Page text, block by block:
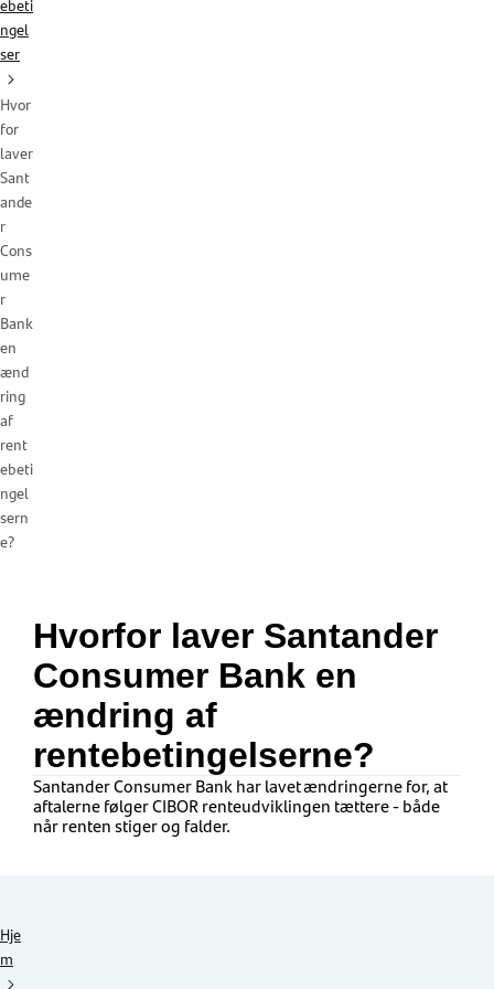
ebeti
ngel
ser
Hvor
for
laver
Sant
ande
r
Cons
ume
r
Bank
en
ænd
ring
af
rent
ebeti
ngel
sern
e?
Hvorfor laver Santander
Consumer Bank en
ændring af
rentebetingelserne?
Santander Consumer Bank har lavet ændringerne for, at
aftalerne følger CIBOR renteudviklingen tættere - både
når renten stiger og falder.
Hje
m